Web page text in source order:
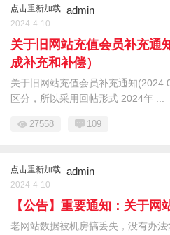
点击重新加载 admin
2024-4-10
关于旧网站充值会员补充通
成补充和补偿）
关于旧网站充值会员补充通知
区分，所以采用回帖形式 2024年 ...
27558 109
点击重新加载 admin
2024-4-10
【公告】重要通知：关于网
老网站数据被机房搞丢失，没有办